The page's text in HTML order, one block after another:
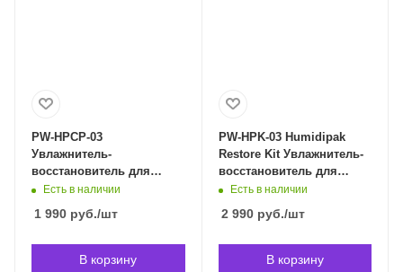
PW-HPCP-03
Увлажнитель-
восстановитель для
гитар, 3 пакета, Planet
Владивостоке
Есть в наличии
1 990 руб./шт
В корзину
PW-HPK-03 Humidipak
Restore Kit Увлажнитель-
восстановитель для
гитар, Planet Waves PW-
Есть в наличии
2 990руб./шт
В корзину